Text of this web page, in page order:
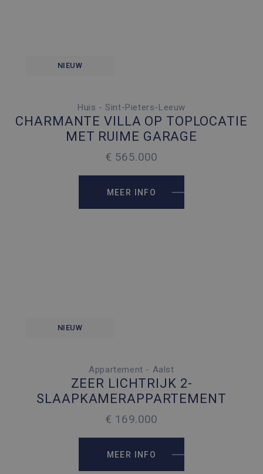
NIEUW
3 SLAAPKAMERS
4 PARKEERPLAATSEN
156 M2
512 M2
Huis - Sint-Pieters-Leeuw
CHARMANTE VILLA OP TOPLOCATIE
MET RUIME GARAGE
€ 565.000
MEER INFO
NIEUW
2 SLAAPKAMERS
50 PARKEERPLAATSEN
63 M2
Appartement - Aalst
ZEER LICHTRIJK 2-
SLAAPKAMERAPPARTEMENT
€ 169.000
MEER INFO